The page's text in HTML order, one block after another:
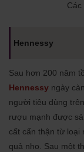
Các
Hennessy
Sau hơn 200 năm
Hennessy ngày
người tiêu dùng
rượu mạnh được
cất cẩn thận từ loại
quả nho. Sau một